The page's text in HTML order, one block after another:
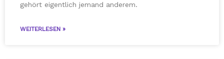
gehört eigentlich jemand anderem.
WEITERLESEN »